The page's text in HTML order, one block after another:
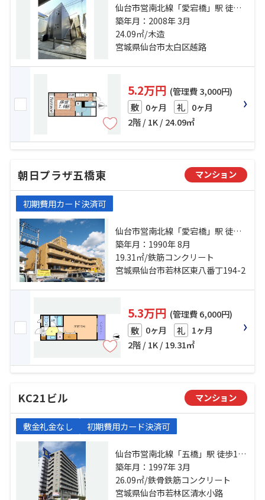
仙台市営南北線「愛宕橋」駅 徒歩6
分 仙台市営南北線「五橋」駅 徒歩9
分 東北本線「仙台」駅 徒歩24分
築年月：2008年 3月
24.09㎡/木造
宮城県仙台市太白区越路
5.2万円 (管理費 3,000円)
敷 0ヶ月 礼 0ヶ月
2階 / 1K / 24.09㎡
朝日プラザ五橋東 マンション
初期費用カード決済可
仙台市営南北線「愛宕橋」駅 徒歩6
分 仙台市営南北線「五橋」駅 徒歩
10分 東北本線「仙台」駅 徒歩16分
築年月：1990年 8月
19.31㎡/鉄筋コンクリート
宮城県仙台市若林区東八番丁194-2
5.3万円 (管理費 6,000円)
敷 0ヶ月 礼 1ヶ月
2階 / 1K / 19.31㎡
KC21ビル マンション
敷金礼金なし 初期費用カード決済可
仙台市営南北線「五橋」駅 徒歩1分
東北本線「仙台」駅 徒歩13分 仙台
市地下鉄東西線「宮城野通」駅 徒
歩14分
築年月：1997年 3月
26.09㎡/鉄骨鉄筋コンクリート
宮城県仙台市若林区清水小路